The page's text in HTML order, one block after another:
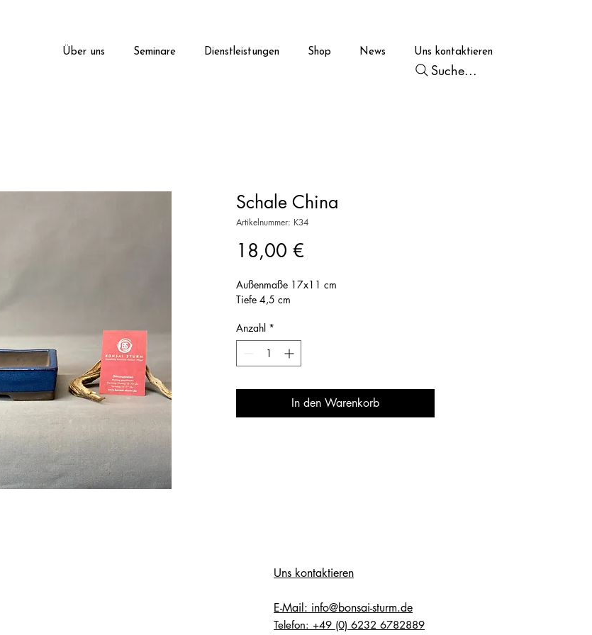
Über uns Seminare Dienstleistungen Shop News Uns kontaktieren
Suche...
Schale China
Artikelnummer: K34
18,00 €
Außenmaße 17x11 cm
Tiefe 4,5 cm
Anzahl *
In den Warenkorb
Uns kontaktieren
E-Mail: info@bonsai-sturm.de
Telefon: +49 (0) 6232 6782889